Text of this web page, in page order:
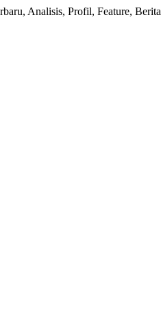
Analisis, Profil, Feature,